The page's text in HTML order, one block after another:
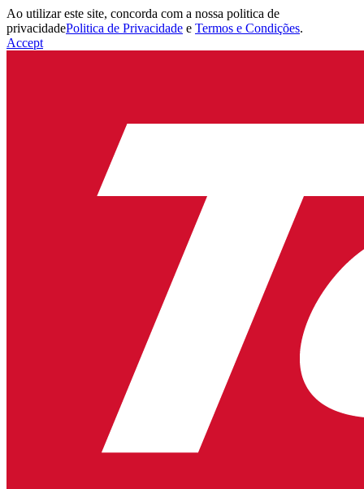
Ao utilizar este site, concorda com a nossa politica de
privacidadePolitica de Privacidade e Termos e Condições.
Accept